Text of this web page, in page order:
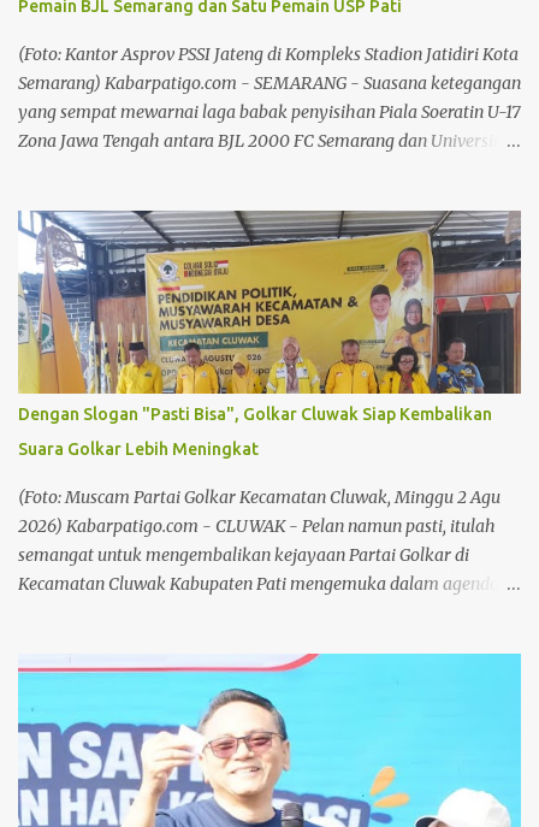
juga: Memasuki Kemarau Panjang, Pemkab Pati Siapkan Strategi
Atasi Kekeringan Baca juga: Kebijakan Larangan Jual LKS Dinilai
Tak Matang, Fatkhu...
Pemain BJL Semarang dan Satu Pemain USP Pati
(Foto: Kantor Asprov PSSI Jateng di Kompleks Stadion Jatidiri Kota
Semarang) Kabarpatigo.com - SEMARANG - Suasana ketegangan
yang sempat mewarnai laga babak penyisihan Piala Soeratin U-17
Zona Jawa Tengah antara BJL 2000 FC Semarang dan Universitas
sanksi kepada empat pemain yang terlibat dalam insiden
tersebut. Tiga pemain BJL 2000 FC Semarang dijatuhi sanksi
disiplin, karena dinilai terlibat dalam kericuhan. Lakeisha Rafie
Ahza asal BJL 2000 FC, mendapat hukuman skorsing satu
pertandingan. Ia dinilai melakukan tindakan kekerasan berupa
menendang pemain USP Pati hingga memicu kericuhan di
lapangan. Sementara itu, Ryu Tanaka Prasetya dijatuhi hukuman
tambahan berupa skorsing satu pertandingan. Selain itu, dikenai
denda Rp1 juta, setelah dinyatakan terbukti melakukan provokasi
dan tindakan kekerasan berupa mendorong pemain USP Pati.
Baca juga: Chandra: Pek...
Dengan Slogan "Pasti Bisa", Golkar Cluwak Siap Kembalikan
Suara Golkar Lebih Meningkat
(Foto: Muscam Partai Golkar Kecamatan Cluwak, Minggu 2 Agu
2026) Kabarpatigo.com - CLUWAK - Pelan namun pasti, itulah
semangat untuk mengembalikan kejayaan Partai Golkar di
Kecamatan Cluwak Kabupaten Pati mengemuka dalam agenda
pengurus di wilayah Kecamatan Cluwak berkomitmen
meningkatkan perolehan suara pada Pemilu mendatang. Baca
juga: Bersilaturahmi Bersama Awak Media, Kapolresta Pati
Sampaikan Apresiasi dan Ucapan Terima Kasih Baca juga: Tokoh
Muhammadiyah Pati dan Pendiri BMT Fastabiq, Muhammad
Ridwan Tutup Usia Dalam kesempatan tersebut, Ketua DPD Partai